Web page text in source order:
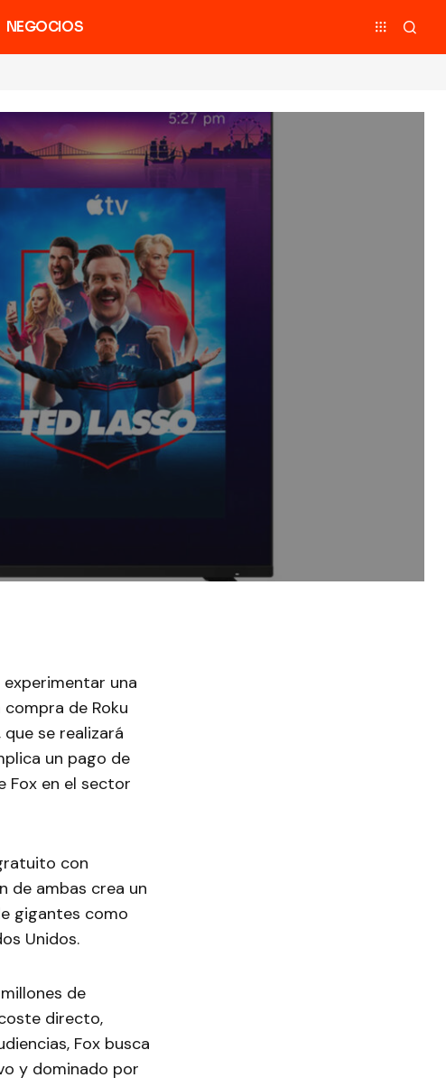
NEGOCIOS
una
de Roku
se realizará
un pago de
Fox en el sector
con
de ambas crea un
gigantes como
Unidos.
de
directo,
Fox busca
y dominado por